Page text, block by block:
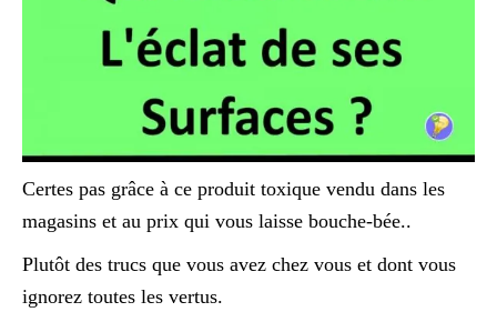
Certes pas grâce à ce produit toxique vendu dans les
magasins et au prix qui vous laisse bouche-bée..
Plutôt des trucs que vous avez chez vous et dont vous
ignorez toutes les vertus.